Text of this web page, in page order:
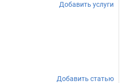
Добавить услуги
Добавить статью